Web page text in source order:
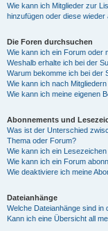
Wie kann ich Mitglieder zur
hinzufügen oder diese
Die Foren durchsuchen
Wie kann ich ein Forum oder
Weshalb erhalte ich bei der
Warum bekomme ich bei der
Wie kann ich nach
Wie kann ich meine eigenen
Abonnements und
Was ist der Unterschied
Thema oder Forum?
Wie kann ich ein
Wie kann ich ein Forum
Wie deaktiviere ich meine
Dateianhänge
Welche Dateianhänge sind in
Kann ich eine Übersicht all